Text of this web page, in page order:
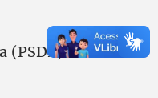
(PSDB) e